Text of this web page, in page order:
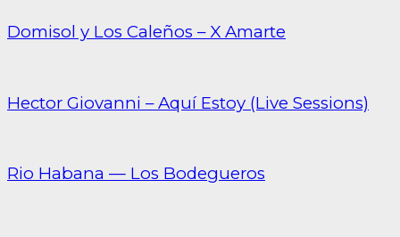
Domisol y Los Caleños – X Amarte
Hector Giovanni – Aquí Estoy (Live Sessions)
Rio Habana — Los Bodegueros